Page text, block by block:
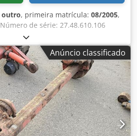
outro, primeira matrícula: 08/2005,
de série: 27.48.610.106
de 100 eixos. Codpfx Aezrr S Hod
contato conosco caso não
Anúncio classificado